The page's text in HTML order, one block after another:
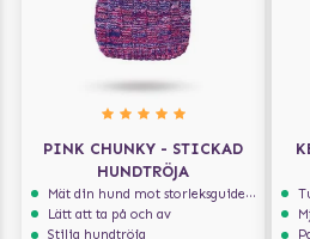
PINK CHUNKY - STICKAD
HUNDTRÖJA
Mät din hund mot storleksguiden för att få rätt storlek
Lätt att ta på och av
Stilig hundtröja